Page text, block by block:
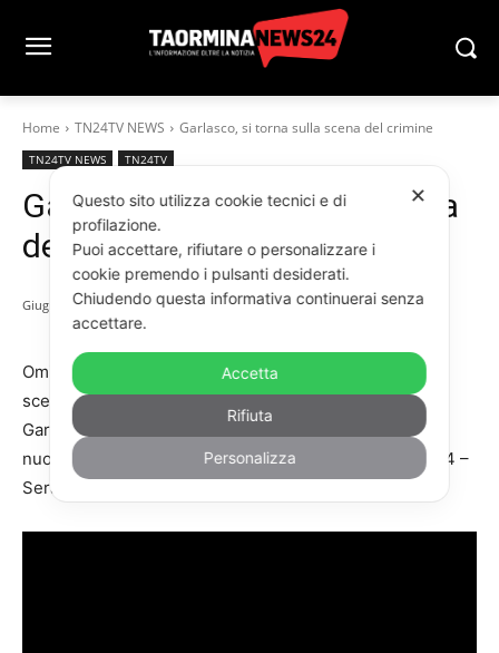
Home TN24TV NEWS Garlasco, si torna sulla scena del crimine
TN24TV NEWS TN24TV
Garlasco, si torna sulla scena
del crimine
Giugno 16, 2025
Omicidio Chiara Poggi: dopo 18 anni, si ritorna sulla
scena del crimine, la villetta di Via Giovanni Pascoli, a
Garlasco, per ulteriori accertamenti nell’ambito della
nuova inchiesta su Andrea Sempio. Il servizio di Ore 14 –
Sera, su Rai2.
✕
Questo sito utilizza cookie tecnici e di
profilazione.
Puoi accettare, rifiutare o personalizzare i
cookie premendo i pulsanti desiderati.
Chiudendo questa informativa continuerai senza
accettare.
Accetta
Rifiuta
Personalizza